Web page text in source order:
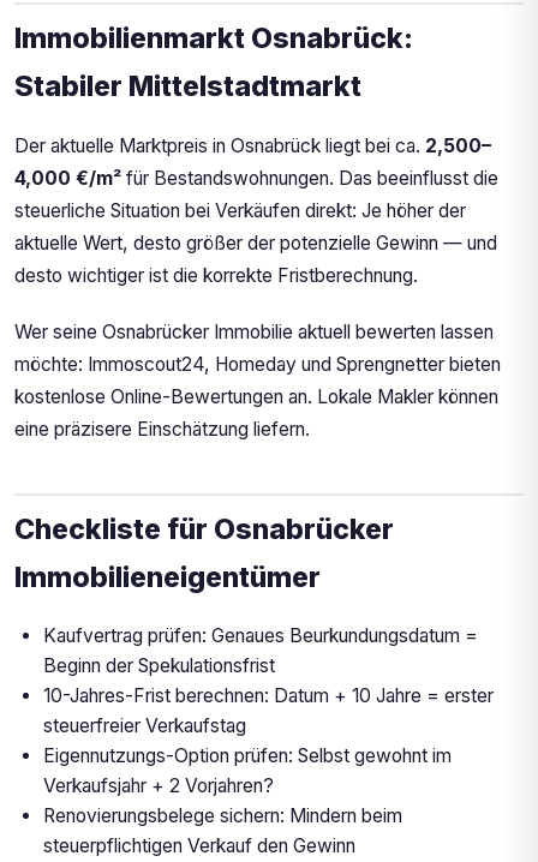
Immobilienmarkt Osnabrück:
Stabiler Mittelstadtmarkt
Der aktuelle Marktpreis in Osnabrück liegt bei ca. 2,500–
4,000 €/m² für Bestandswohnungen. Das beeinflusst die
steuerliche Situation bei Verkäufen direkt: Je höher der
aktuelle Wert, desto größer der potenzielle Gewinn — und
desto wichtiger ist die korrekte Fristberechnung.
Wer seine Osnabrücker Immobilie aktuell bewerten lassen
möchte: Immoscout24, Homeday und Sprengnetter bieten
kostenlose Online-Bewertungen an. Lokale Makler können
eine präzisere Einschätzung liefern.
Checkliste für Osnabrücker
Immobilieneigentümer
Kaufvertrag prüfen: Genaues Beurkundungsdatum =
Beginn der Spekulationsfrist
10-Jahres-Frist berechnen: Datum + 10 Jahre = erster
steuerfreier Verkaufstag
Eigennutzungs-Option prüfen: Selbst gewohnt im
Verkaufsjahr + 2 Vorjahren?
Renovierungsbelege sichern: Mindern beim
steuerpflichtigen Verkauf den Gewinn